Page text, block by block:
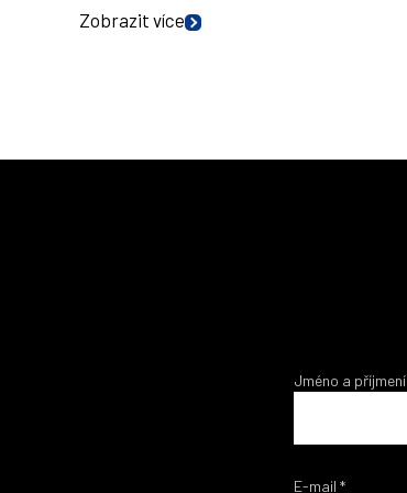
Zobrazit více
Jméno a příjmení
E-mail *